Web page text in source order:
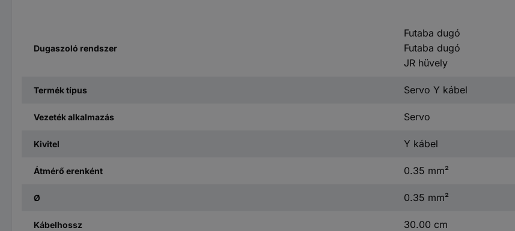
Dugaszoló rendszer
Futaba dugó
Futaba dugó
JR hüvely
Termék típus Servo Y kábel
Vezeték alkalmazás Servo
Kivitel Y kábel
Átmérő erenként 0.35 mm²
Ø 0.35 mm²
Kábelhossz 30.00 cm